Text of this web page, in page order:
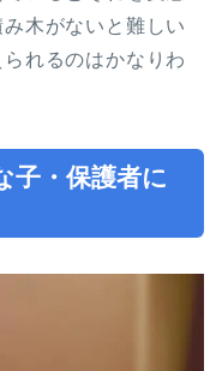
木がないと難しい
れるのはかなりわ
子・保護者に